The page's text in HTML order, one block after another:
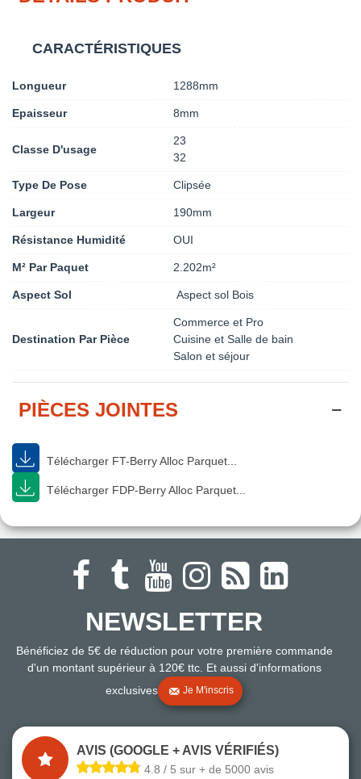
CARACTÉRISTIQUES
Longueur 1288mm
Epaisseur 8mm
Classe D'usage
23
32
Type De Pose Clipsée
Largeur 190mm
Résistance Humidité OUI
M² Par Paquet 2.202m²
Aspect Sol Aspect sol Bois
Destination Par Pièce
Commerce et Pro
Cuisine et Salle de bain
Salon et séjour
PIÈCES JOINTES
Télécharger FT-Berry Alloc Parquet...
Télécharger FDP-Berry Alloc Parquet...
NEWSLETTER
Bénéficiez de 5€ de réduction pour votre première commande
d'un montant supérieur à 120€ ttc. Et aussi d'informations
exclusives
Je M'inscris
AVIS (GOOGLE + AVIS VÉRIFIÉS)
4.8 / 5 sur + de 5000 avis